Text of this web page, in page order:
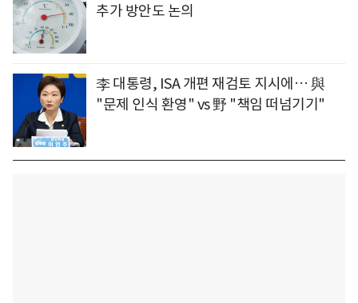
추가 방안도 논의
李 대통령, ISA 개편 재검토 지시에… 與
"문제 인식 환영" vs 野 "책임 떠넘기기"